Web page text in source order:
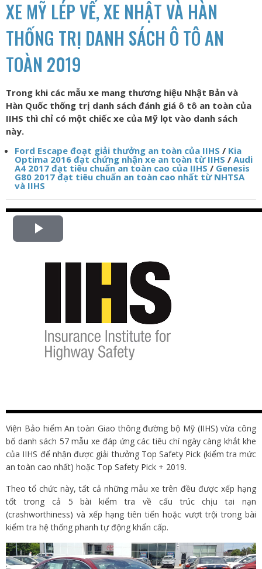
XE MỸ LÉP VẾ, XE NHẬT VÀ HÀN
THỐNG TRỊ DANH SÁCH Ô TÔ AN
TOÀN 2019
Trong khi các mẫu xe mang thương hiệu Nhật Bản và
Hàn Quốc thống trị danh sách đánh giá ô tô an toàn của
IIHS thì chỉ có một chiếc xe của Mỹ lọt vào danh sách
này.
Ford Escape đoạt giải thưởng an toàn của IIHS / Kia
Optima 2016 đạt chứng nhận xe an toàn từ IIHS / Audi
A4 2017 đạt tiêu chuẩn an toàn cao của IIHS / Genesis
G80 2017 đạt tiêu chuẩn an toàn cao nhất từ NHTSA
và IIHS
P
e
o
Viện Bảo hiểm An toàn Giao thông đường bộ Mỹ (IIHS) vừa công
bố danh sách 57 mẫu xe đáp ứng các tiêu chí ngày càng khắt khe
của IIHS để nhận được giải thưởng Top Safety Pick (kiểm tra mức
an toàn cao nhất) hoặc Top Safety Pick + 2019.
Theo tổ chức này, tất cả những mẫu xe trên đều được xếp hạng
tốt trong cả 5 bài kiểm tra về cấu trúc chịu tai nạn
(crashworthiness) và xếp hạng tiên tiến hoặc vượt trội trong bài
kiểm tra hệ thống phanh tự động khẩn cấp.